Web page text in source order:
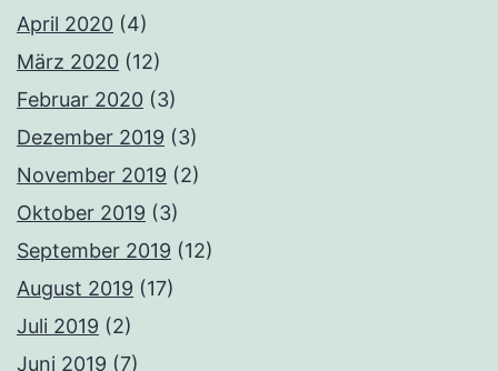
April 2020 (4)
März 2020 (12)
Februar 2020 (3)
Dezember 2019 (3)
November 2019 (2)
Oktober 2019 (3)
September 2019 (12)
August 2019 (17)
Juli 2019 (2)
Juni 2019 (7)